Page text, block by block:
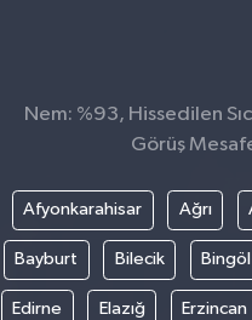
Nem: %93, Hissedilen
Görüş
Afyonkarahisar Ağrı
Bayburt Bilecik Bingöl
Edirne Elazığ Erzincan